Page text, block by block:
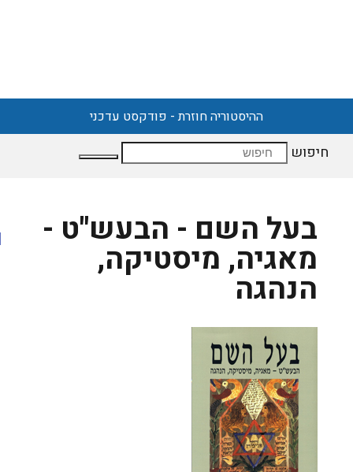
ההיסטוריה חוזרת - פודקסט עדכני
חיפוש
בעל השם - הבעש"ט -
מאגיה, מיסטיקה,
הנהגה